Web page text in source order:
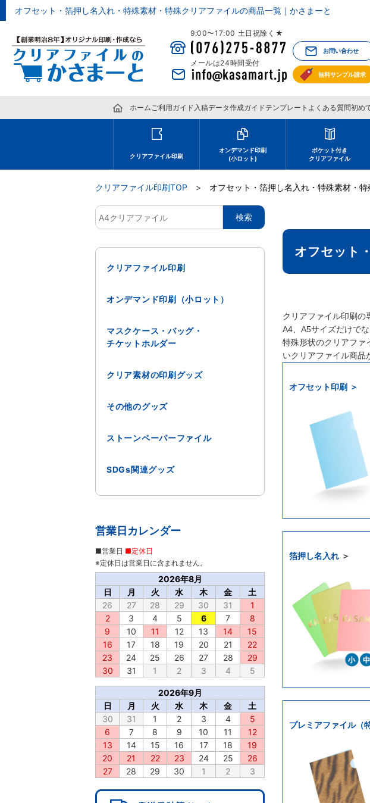
オフセット・箔押し名入れ・特殊素材・特殊クリアファイルの商品一覧｜かさまーと
9:00〜17:00 土日祝除く★
メールは24時間受付
お問い合わせ
無料サンプル請求
ホーム ご利用ガイド 入稿データ作成ガイドテンプレート よくある質問初め
クリアファイル印刷
オンデマンド印刷
(小ロット)
ポケット付き
クリアファイル
クリアファイル印刷TOP オフセット・箔押し名入れ・特殊素材・
オフセット
クリアファイル印刷の
A4、A5サイズだけで
特殊形状のクリアファ
いクリアファイル商品
オフセット印刷 ＞
箔押し名入れ ＞
プレミアファイル（
クリアファイル印刷
オンデマンド印刷（小ロット）
マスクケース・バッグ・
チケットホルダー
クリア素材の印刷グッズ
その他のグッズ
ストーンペーパーファイル
SDGs関連グッズ
営業日カレンダー
2026年8月
日
月 火 水 木 金
土
26
27 28 29 30 31
1
2
3 4 5 6 7
8
9
10 11 12 13 14
15
16
17 18 19 20 21
22
23
24 25 26 27 28
29
30
31 1 2 3 4 5
2026年9月
日
月 火 水 木 金
土
30
31 1 2 3 4
5
6
7 8 9 10 11
12
13
14 15 16 17 18
19
20
21 22 23 24 25
26
27
28 29 30 1 2 3
■営業日 ■定休日
※定休日は営業日に含まれません。